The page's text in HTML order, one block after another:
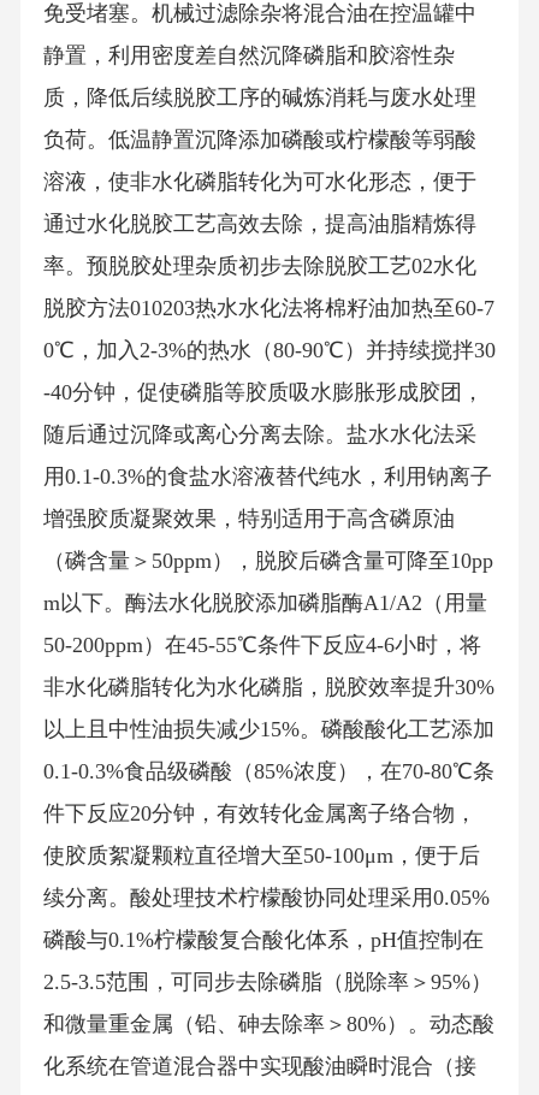
免受堵塞。机械过滤除杂将混合油在控温罐中
静置，利用密度差自然沉降磷脂和胶溶性杂
质，降低后续脱胶工序的碱炼消耗与废水处理
负荷。低温静置沉降添加磷酸或柠檬酸等弱酸
溶液，使非水化磷脂转化为可水化形态，便于
通过水化脱胶工艺高效去除，提高油脂精炼得
率。预脱胶处理杂质初步去除脱胶工艺02水化
脱胶方法010203热水水化法将棉籽油加热至60-7
0℃，加入2-3%的热水（80-90℃）并持续搅拌30
-40分钟，促使磷脂等胶质吸水膨胀形成胶团，
随后通过沉降或离心分离去除。盐水水化法采
用0.1-0.3%的食盐水溶液替代纯水，利用钠离子
增强胶质凝聚效果，特别适用于高含磷原油
（磷含量＞50ppm），脱胶后磷含量可降至10pp
m以下。酶法水化脱胶添加磷脂酶A1/A2（用量
50-200ppm）在45-55℃条件下反应4-6小时，将
非水化磷脂转化为水化磷脂，脱胶效率提升30%
以上且中性油损失减少15%。磷酸酸化工艺添加
0.1-0.3%食品级磷酸（85%浓度），在70-80℃条
件下反应20分钟，有效转化金属离子络合物，
使胶质絮凝颗粒直径增大至50-100μm，便于后
续分离。酸处理技术柠檬酸协同处理采用0.05%
磷酸与0.1%柠檬酸复合酸化体系，pH值控制在
2.5-3.5范围，可同步去除磷脂（脱除率＞95%）
和微量重金属（铅、砷去除率＞80%）。动态酸
化系统在管道混合器中实现酸油瞬时混合（接